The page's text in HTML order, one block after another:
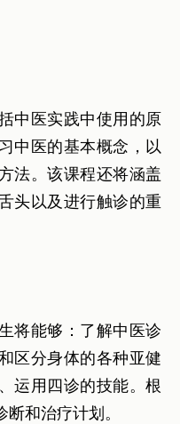
中医实践中使用的原
中医的基本概念，以
法。该课程还将涵盖
头以及进行触诊的重
将能够：了解中医诊
区分身体的各种亚健
运用四诊的技能。根
和治疗计划。